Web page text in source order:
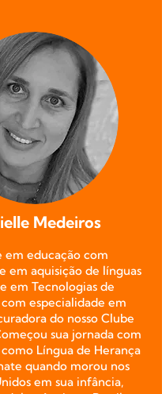
Medeiros
em educação com
em aquisição de línguas
em Tecnologias de
especialidade em
do nosso Clube
sua jornada com
Língua de Herança
quando morou nos
em sua infância,